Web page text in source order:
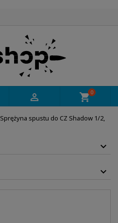
 shopping_cart0
Sprężyna spustu do CZ Shadow 1/2,